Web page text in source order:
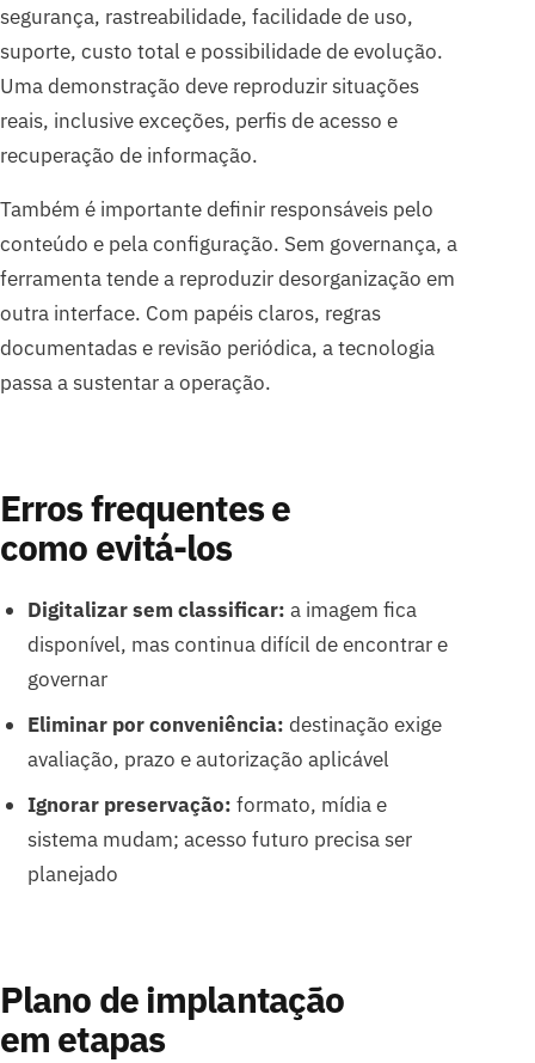
segurança, rastreabilidade, facilidade de uso,
suporte, custo total e possibilidade de evolução.
Uma demonstração deve reproduzir situações
reais, inclusive exceções, perfis de acesso e
recuperação de informação.
Também é importante definir responsáveis pelo
conteúdo e pela configuração. Sem governança, a
ferramenta tende a reproduzir desorganização em
outra interface. Com papéis claros, regras
documentadas e revisão periódica, a tecnologia
passa a sustentar a operação.
Erros frequentes e
como evitá-los
Digitalizar sem classificar: a imagem fica
disponível, mas continua difícil de encontrar e
governar
Eliminar por conveniência: destinação exige
avaliação, prazo e autorização aplicável
Ignorar preservação: formato, mídia e
sistema mudam; acesso futuro precisa ser
planejado
Plano de implantação
em etapas